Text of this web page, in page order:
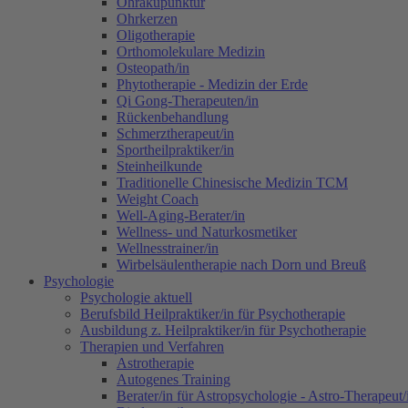
Ohrkerzen
Oligotherapie
Orthomolekulare Medizin
Osteopath/in
Phytotherapie - Medizin der Erde
Qi Gong-Therapeuten/in
Rückenbehandlung
Schmerztherapeut/in
Sportheilpraktiker/in
Steinheilkunde
Traditionelle Chinesische Medizin TCM
Weight Coach
Well-Aging-Berater/in
Wellness- und Naturkosmetiker
Wellnesstrainer/in
Wirbelsäulentherapie nach Dorn und Breuß
Psychologie
Psychologie aktuell
Berufsbild Heilpraktiker/in für Psychotherapie
Ausbildung z. Heilpraktiker/in für Psychotherapie
Therapien und Verfahren
Astrotherapie
Autogenes Training
Berater/in für Astropsychologie - Astro-